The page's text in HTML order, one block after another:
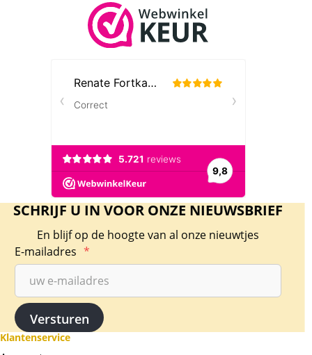
SCHRIJF U IN VOOR ONZE NIEUWSBRIEF
En blijf op de hoogte van al onze nieuwtjes
E-mailadres *
Klantenservice